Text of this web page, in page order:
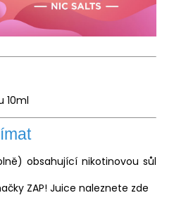
10ml
obsahující nikotinovou sůl
ZAP! Juice naleznete zde